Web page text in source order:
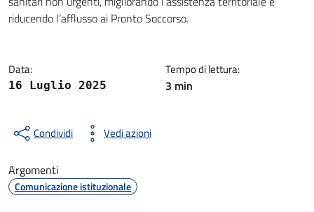
riducendo l’afflusso ai Pronto Soccorso.
Data:
16 Luglio 2025
Tempo di lettura:
3 min
Condividi Vedi azioni
Argomenti
Comunicazione istituzionale